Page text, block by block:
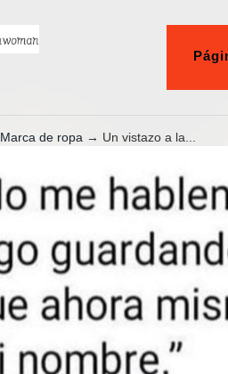
Marca de ropa → Un vistazo a la...